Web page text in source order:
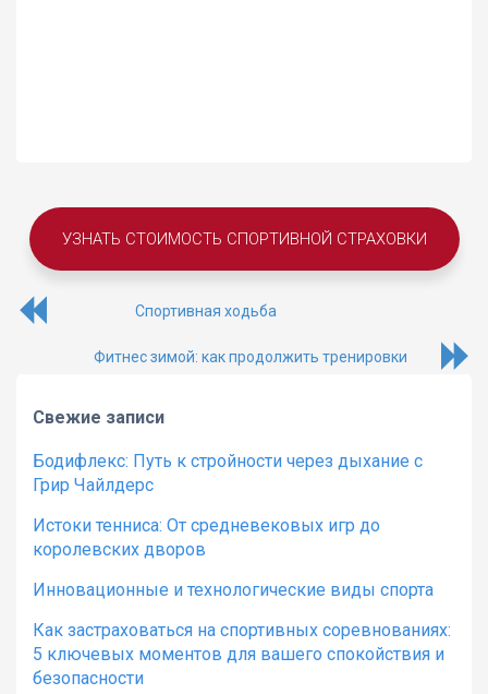
УЗНАТЬ СТОИМОСТЬ СПОРТИВНОЙ СТРАХОВКИ
Спортивная ходьба
Фитнес зимой: как продолжить тренировки
Свежие записи
Бодифлекс: Путь к стройности через дыхание с
Грир Чайлдерс
Истоки тенниса: От средневековых игр до
королевских дворов
Инновационные и технологические виды спорта
Как застраховаться на спортивных соревнованиях:
5 ключевых моментов для вашего спокойствия и
безопасности